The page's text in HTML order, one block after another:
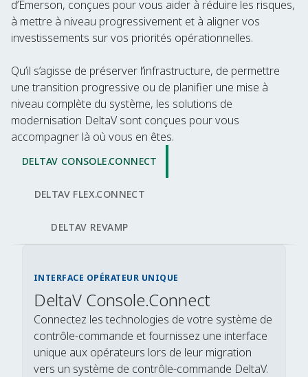
d’Emerson, conçues pour vous aider à réduire les risques,
à mettre à niveau progressivement et à aligner vos
investissements sur vos priorités opérationnelles.
Qu’il s’agisse de préserver l’infrastructure, de permettre
une transition progressive ou de planifier une mise à
niveau complète du système, les solutions de
modernisation DeltaV sont conçues pour vous
accompagner là où vous en êtes.
DELTAV CONSOLE.CONNECT
DELTAV FLEX.CONNECT
DELTAV REVAMP
INTERFACE OPÉRATEUR UNIQUE
DeltaV Console.Connect
Connectez les technologies de votre système de
contrôle-commande et fournissez une interface
unique aux opérateurs lors de leur migration
vers un système de contrôle-commande DeltaV.